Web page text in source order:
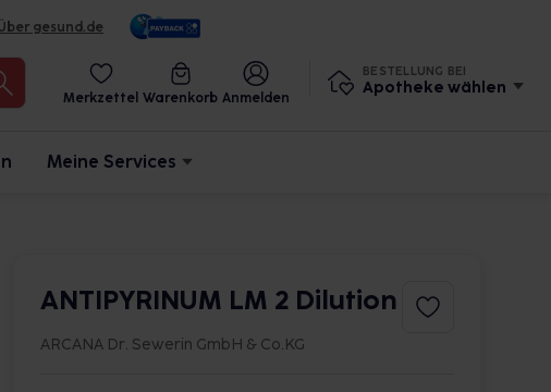
gesund.de
Merkzettel Warenkorb Anmelden
BESTELLUNG BEI
Apotheke wählen
Meine Services
ANTIPYRINUM LM 2 Dilution
ARCANA Dr. Sewerin GmbH & Co.KG